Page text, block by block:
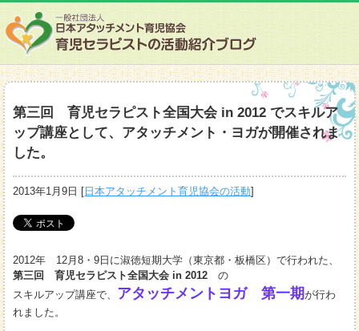
第三回 育児セラピスト全国大会 in 2012 でスキルア
ップ講座として、アタッチメント・ヨガが開催されま
した。
2013年1月9日 [ 日本アタッチメント育児協会の活動]
2012年 12月8・9日に淑徳短期大学（東京都・板橋区）で行われた、
第三回 育児セラピスト全国大会 in 2012 の
スキルアップ講座で、 アタッチメントヨガ 第一期が行わ
れました。